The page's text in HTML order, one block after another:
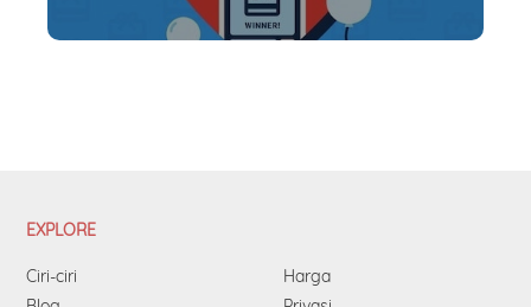
EXPLORE
Ciri-ciri
Harga